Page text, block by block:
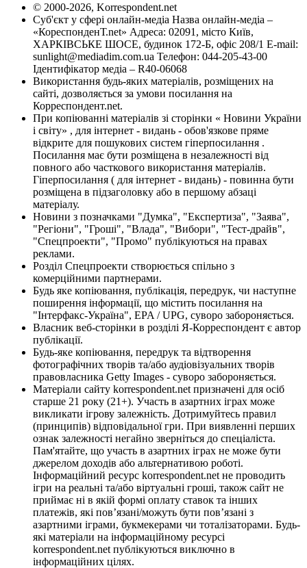
© 2000-2026, Korrespondent.net
Суб'єкт у сфері онлайн-медіа Назва онлайн-медіа –
«КореспонденТ.net» Адреса: 02091, місто Київ,
ХАРКІВСЬКЕ ШОСЕ, будинок 172-Б, офіс 208/1 E-mail:
sunlight@mediadim.com.ua Телефон: 044-205-43-00
Ідентифікатор медіа – R40-06068
Використання будь-яких матеріалів, розміщених на
сайті, дозволяється за умови посилання на
Корреспондент.net.
При копіюванні матеріалів зі сторінки « Новини України
і світу» , для інтернет - видань - обов'язкове пряме
відкрите для пошукових систем гіперпосилання .
Посилання має бути розміщена в незалежності від
повного або часткового використання матеріалів.
Гіперпосилання ( для інтернет - видань) - повинна бути
розміщена в підзаголовку або в першому абзаці
матеріалу.
Новини з позначками "Думка", "Експертиза", "Заява",
"Регіони", "Гроші", "Влада", "Вибори", "Тест-драйв",
"Спецпроекти", "Промо" публікуються на правах
реклами.
Розділ Спецпроекти створюється спільно з
комерційними партнерами.
Будь яке копіювання, публікація, передрук, чи наступне
поширення інформації, що містить посилання на
"Інтерфакс-Україна", EPA / UPG, суворо забороняється.
Власник веб-сторінки в розділі Я-Корреспондент є автор
публікації.
Будь-яке копіювання, передрук та відтворення
фотографічних творів та/або аудіовізуальних творів
правовласника Getty Images - суворо забороняється.
Матеріали сайту korrespondent.net призначені для осіб
старше 21 року (21+). Участь в азартних іграх може
викликати ігрову залежність. Дотримуйтесь правил
(принципів) відповідальної гри. При виявленні перших
ознак залежності негайно зверніться до спеціаліста.
Пам'ятайте, що участь в азартних іграх не може бути
джерелом доходів або альтернативою роботі.
Інформаційний ресурс korrespondent.net не проводить
ігри на реальні та/або віртуальні гроші, також сайт не
приймає ні в якій формі оплату ставок та інших
платежів, які пов’язані/можуть бути пов’язані з
азартними іграми, букмекерами чи тоталізаторами. Будь-
які матеріали на інформаційному ресурсі
korrespondent.net публікуються виключно в
інформаційних цілях.